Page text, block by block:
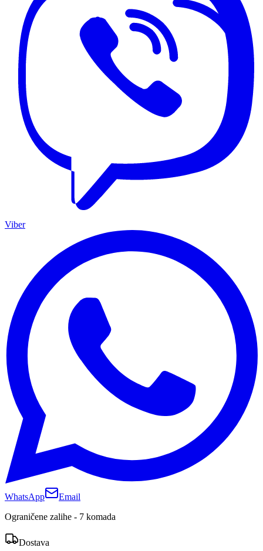
Viber
WhatsApp
Email
Ograničene zalihe - 7 komada
Dostava